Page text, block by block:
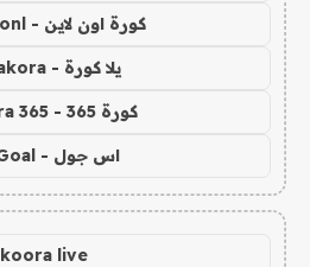
كورة اون لاين - koora onl
يلا كورة - yallakora
كورة 365 - kooora 365
اس جول - AS Goal
koora live